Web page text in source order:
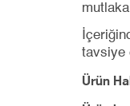
mutlaka
tavsiye
Ürün